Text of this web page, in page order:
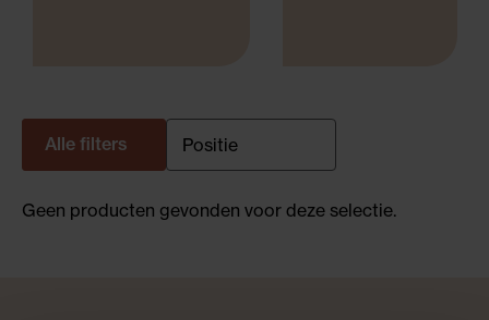
Alle filters
Geen producten gevonden voor deze selectie.